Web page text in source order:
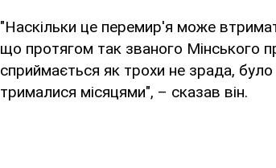
"Наскільки це перемир'я може
що протягом так званого Мінського
сприймається як трохи не зрада,
трималися місяцями", – сказав він.